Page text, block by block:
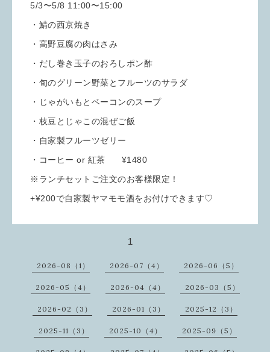
5/3〜5/8 11:00〜15:00
・鯖の西京焼き
・高野豆腐の肉はさみ
・だし巻き玉子のおろしポン酢
・旬のグリーン野菜とフルーツのサラダ
・じゃがいもとベーコンのスープ
・枝豆とじゃこの混ぜご飯
・自家製フルーツゼリー
・コーヒー or 紅茶 ¥1480
※ランチセットご注文のお客様限定！
+¥200で自家製ヤマモモ酒をお付けできます♡
1
2026-08（1） 2026-07（4） 2026-06（5）
2026-05（4） 2026-04（4） 2026-03（5）
2026-02（3） 2026-01（3） 2025-12（3）
2025-11（3） 2025-10（4） 2025-09（5）